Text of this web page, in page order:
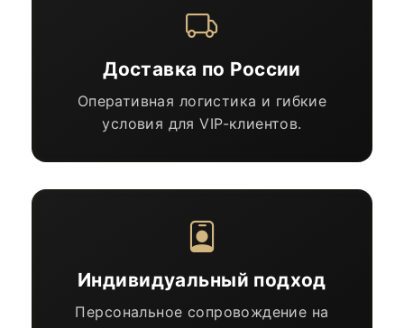
Доставка по России
Оперативная логистика и гибкие
условия для VIP-клиентов.
Индивидуальный подход
Персональное сопровождение на